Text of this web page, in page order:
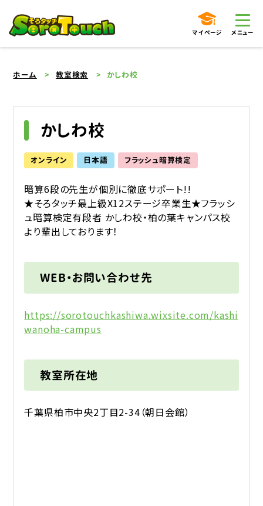
マイページ メニュー
ホーム 教室検索 かしわ校
かしわ校
オンライン 日本語 フラッシュ暗算検定
暗算6段の先生が個別に徹底サポート!!
★そろタッチ最上級X12ステージ卒業生★フラッシ
ュ暗算検定有段者 かしわ校・柏の葉キャンパス校
より輩出しております！
WEB・お問い合わせ先
https://sorotouchkashiwa.wixsite.com/kashi
wanoha-campus
教室所在地
千葉県柏市中央2丁目2-34（朝日会館）